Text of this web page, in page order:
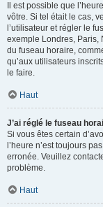
Il est possible que
vôtre. Si tel était le cas,
l’utilisateur et régler le
exemple Londres, Paris,
du fuseau horaire,
qu’aux utilisateurs
le faire.
Haut
J’ai réglé le fuseau
Si vous êtes certain
l’heure n’est toujours
erronée. Veuillez
problème.
Haut